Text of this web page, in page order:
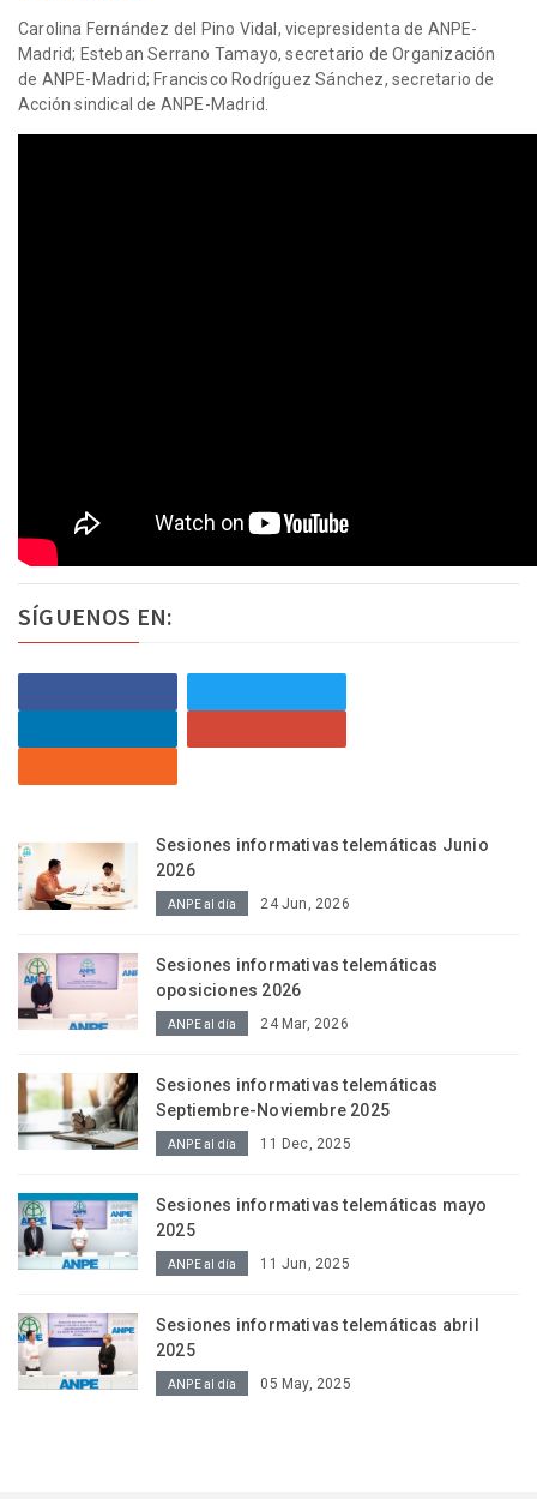
Carolina Fernández del Pino Vidal, vicepresidenta de ANPE-
Madrid; Esteban Serrano Tamayo, secretario de Organización
de ANPE-Madrid; Francisco Rodríguez Sánchez, secretario de
Acción sindical de ANPE-Madrid.
SÍGUENOS EN:
Sesiones informativas telemáticas Junio
2026
ANPE al día 24 Jun, 2026
Sesiones informativas telemáticas
oposiciones 2026
ANPE al día 24 Mar, 2026
Sesiones informativas telemáticas
Septiembre-Noviembre 2025
ANPE al día 11 Dec, 2025
Sesiones informativas telemáticas mayo
2025
ANPE al día 11 Jun, 2025
Sesiones informativas telemáticas abril
2025
ANPE al día 05 May, 2025